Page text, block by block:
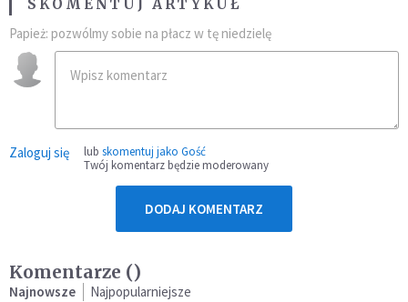
SKOMENTUJ ARTYKUŁ
Papież: pozwólmy sobie na płacz w tę niedzielę
Zaloguj się lub skomentuj jako Gość
Twój komentarz będzie moderowany
DODAJ KOMENTARZ
Komentarze ()
Najnowsze Najpopularniejsze